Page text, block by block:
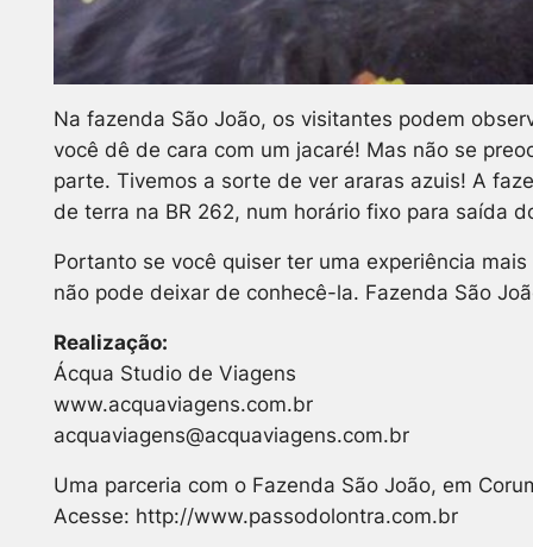
Na fazenda São João, os visitantes podem
você dê de cara com um jacaré! Mas não se
parte. Tivemos a sorte de ver araras azuis! A
de terra na BR 262, num horário fixo para saída
Portanto se você quiser ter uma experiência
não pode deixar de conhecê-la. Fazenda São
Realização:
Ácqua Studio de Viagens
www.acquaviagens.com.br
acquaviagens@acquaviagens.com.br
Uma parceria com o Fazenda São João, em
Acesse: http://www.passodolontra.com.br